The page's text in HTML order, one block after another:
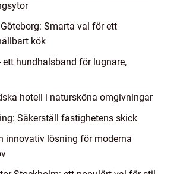
Smarta val för ett
kök
ett hundhalsband för lugnare,
hotell i natursköna omgivningar
Säkerställ fastighetens skick
innovativ lösning för moderna